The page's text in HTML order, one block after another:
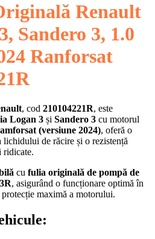
Renault
Sandero 3, 1.0
Ranforsat
, cod 210104221R, este
Logan 3 și Sandero 3 cu motorul
(versiune 2024), oferă o
de răcire și o rezistență
ridicate.
cu fulia originală de pompă de
, asigurând o funcționare optimă în
maximă a motorului.